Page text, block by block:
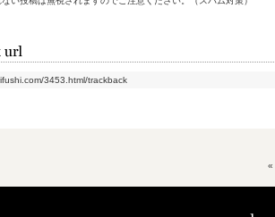
3453.html/trackback
«